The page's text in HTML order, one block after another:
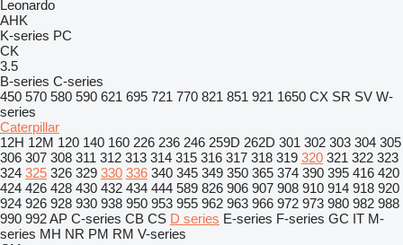
Leonardo
AHK
K-series PC
CK
3.5
B-series C-series
450 570 580 590 621 695 721 770 821 851 921 1650 CX SR SV W-
series
Caterpillar
12H 12M 120 140 160 226 236 246 259D 262D 301 302 303 304 305
306 307 308 311 312 313 314 315 316 317 318 319 320 321 322 323
324 325 326 329 330 336 340 345 349 350 365 374 390 395 416 420
424 426 428 430 432 434 444 589 826 906 907 908 910 914 918 920
924 926 928 930 938 950 953 955 962 963 966 972 973 980 982 988
990 992AP C-series CB CS D series E-series F-series GC IT M-
series MH NR PM RM V-series